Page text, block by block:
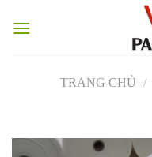
TRANG CHỦ /